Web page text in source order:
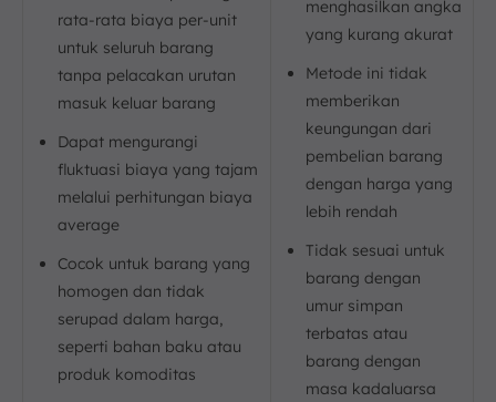
rata-rata biaya per-unit
untuk seluruh barang
tanpa pelacakan urutan
masuk keluar barang
Dapat mengurangi
fluktuasi biaya yang tajam
melalui perhitungan biaya
average
Cocok untuk barang yang
homogen dan tidak
serupad dalam harga,
seperti bahan baku atau
produk komoditas
menghasilkan angka
yang kurang akurat
Metode ini tidak
memberikan
keungungan dari
pembelian barang
dengan harga yang
lebih rendah
Tidak sesuai untuk
barang dengan
umur simpan
terbatas atau
barang dengan
masa kadaluarsa